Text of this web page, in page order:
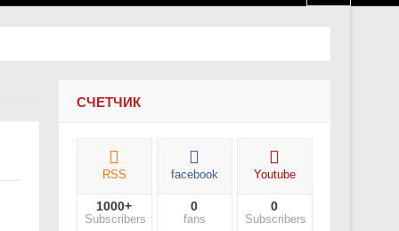
про службу після звільнення
окупованих територіях України
СЧЕТЧИК
RSS
1000+
Subscribers
facebook
0
fans
Youtube
0
Subscribers